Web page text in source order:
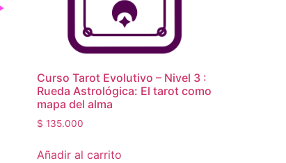
Curso Tarot Evolutivo – Nivel 3 :
Rueda Astrológica: El tarot como
mapa del alma
$ 135.000
Añadir al carrito